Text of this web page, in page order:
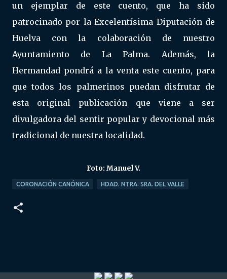
un ejemplar de este cuento, que ha sido
patrocinado por la Excelentísima Diputación de
Huelva con la colaboración de nuestro
Ayuntamiento de La Palma. Además, la
Hermandad pondrá a la venta este cuento, para
que todos los palmerinos puedan disfrutar de
esta original publicación que viene a ser
divulgadora del sentir popular y devocional más
tradicional de nuestra localidad.
Foto: Manuel V.
CORONACIÓN CANÓNICA HDAD. NTRA. SRA. DEL VALLE